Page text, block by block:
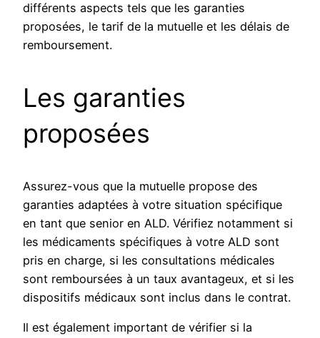
différents aspects tels que les garanties
proposées, le tarif de la mutuelle et les délais de
remboursement.
Les garanties
proposées
Assurez-vous que la mutuelle propose des
garanties adaptées à votre situation spécifique
en tant que senior en ALD. Vérifiez notamment si
les médicaments spécifiques à votre ALD sont
pris en charge, si les consultations médicales
sont remboursées à un taux avantageux, et si les
dispositifs médicaux sont inclus dans le contrat.
Il est également important de vérifier si la